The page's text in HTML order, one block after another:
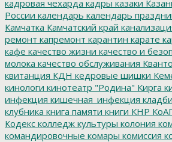
кадровая чехарда кадры казаки
России календарь календарь
Камчатка Камчатский край
ремонт капремонт карантин карате
кафе качество жизни качество и
молока качество обслуживания
квитанция КДН кедровые шишки
кинологи кинотеатр "Родина" Кирга
инфекция кишечная_инфекция
клубника книга памяти книги КНР
Кодекс колледж культуры колония
командировочные комары комиссия